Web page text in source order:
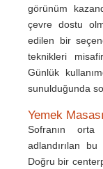
görünüm
çevre dostu
edilen bir
teknikleri
Günlük
sunulduğunda
Yemek
Sofranın
adlandırılan
Doğru bir